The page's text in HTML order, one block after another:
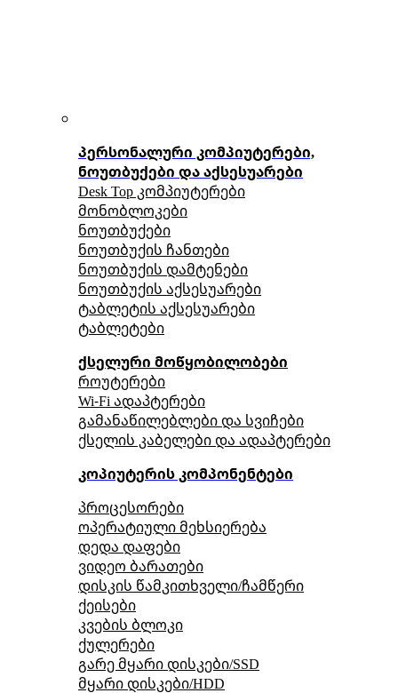
პერსონალური კომპიუტერები,
ნოუთბუქები და აქსესუარები
Desk Top კომპიუტერები
მონობლოკები
ნოუთბუქები
ნოუთბუქის ჩანთები
ნოუთბუქის დამტენები
ნოუთბუქის აქსესუარები
ტაბლეტის აქსესუარები
ტაბლეტები
ქსელური მოწყობილობები
როუტერები
Wi-Fi ადაპტერები
გამანაწილებლები და სვიჩები
ქსელის კაბელები და ადაპტერები
კოპიუტერის კომპონენტები
პროცესორები
ოპერატიული მეხსიერება
დედა დაფები
ვიდეო ბარათები
დისკის წამკითხველი/ჩამწერი
ქეისები
კვების ბლოკი
ქულერები
გარე მყარი დისკები/SSD
მყარი დისკები/HDD